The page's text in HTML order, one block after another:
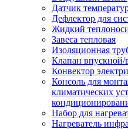
Датчик
Дефлектор для
Жидкий
Завеса тепловая
Изоляционная
Клапан
Конвектор
Консоль для
климатических
Набор для
Нагреватель